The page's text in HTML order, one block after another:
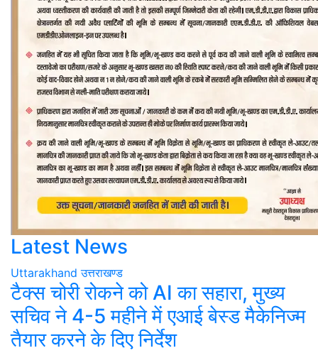
Latest News
Uttarakhand उत्तराखण्ड
टैक्स चोरी रोकने को AI का सहारा, मुख्य
सचिव ने 4-5 महीने में एआई बेस्ड मैकेनिज्म
तैयार करने के दिए निर्देश